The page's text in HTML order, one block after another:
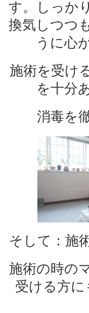
す。しっか
換気しつつ
うに心
施術を受け
を十分
消毒を
そして：施
施術の時の
受ける方